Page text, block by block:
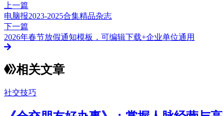
上一篇
电脑报2023-2025合集精品杂志
下一篇
2026年春节放假通知模板，可编辑下载+企业单位通用
相关文章
社交技巧